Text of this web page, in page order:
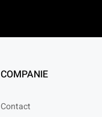
COMPANIE
Contact